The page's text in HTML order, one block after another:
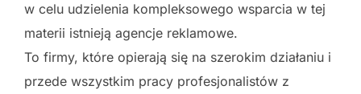
w celu udzielenia kompleksowego wsparcia w tej
materii istnieją agencje reklamowe.
To firmy, które opierają się na szerokim działaniu i
przede wszystkim pracy profesjonalistów z